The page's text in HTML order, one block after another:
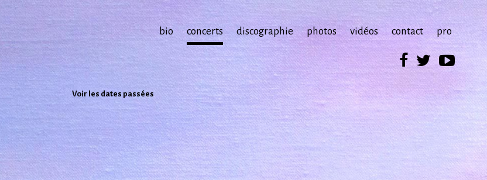
bio concerts discographie photos vidéos contact pro
Voir les dates passées